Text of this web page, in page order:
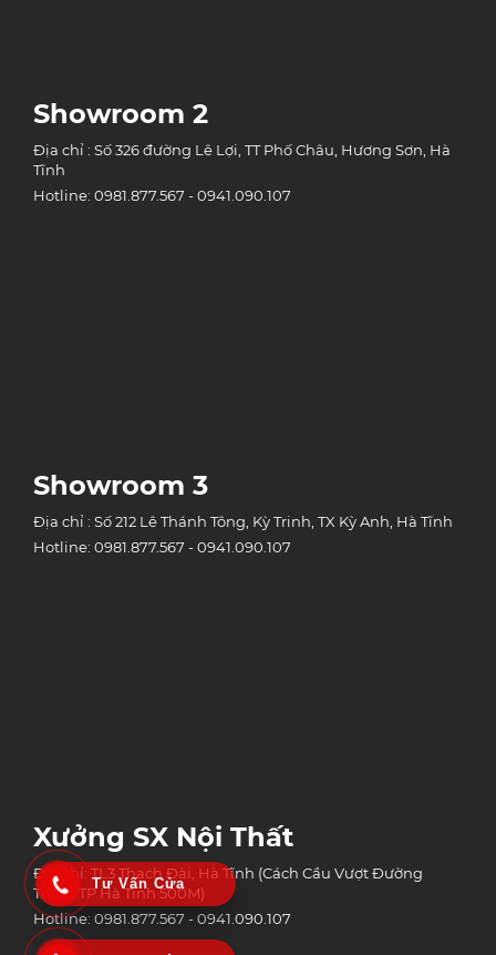
Showroom 2
Địa chỉ : Số 326 đường Lê Lợi, TT Phố Châu, Hương Sơn, Hà
Tĩnh
Hotline: 0981.877.567 - 0941.090.107
Showroom 3
Địa chỉ : Số 212 Lê Thánh Tông, Kỳ Trinh, TX Kỳ Anh, Hà Tĩnh
Hotline: 0981.877.567 - 0941.090.107
Xưởng SX Nội Thất
Địa chỉ: TL3 Thạch Đài, Hà Tĩnh (Cách Cầu Vượt Đường
Tránh TP Hà Tĩnh 500M)
Hotline: 0981.877.567 - 0941.090.107
Tư Vấn Cửa